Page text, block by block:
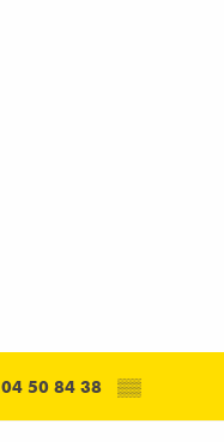
04 50 84 38 ▒▒